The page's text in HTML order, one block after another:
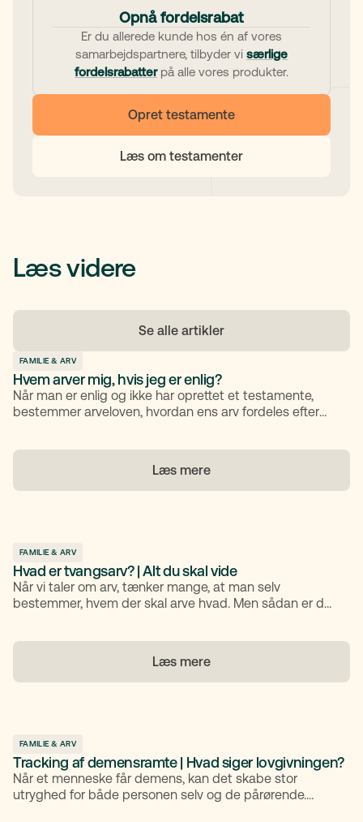
Opnå fordelsrabat
Er du allerede kunde hos én af vores
samarbejdspartnere, tilbyder vi særlige
fordelsrabatterpå alle vores produkter.
Opret testamente
Læs om testamenter
Læs videre
Se alle artikler
FAMILIE & ARV
Hvem arver mig, hvis jeg er enlig?
Når man er enlig og ikke har oprettet et testamente,
bestemmer arveloven, hvordan ens arv fordeles efter
Læs mere
FAMILIE & ARV
Hvad er tvangsarv? | Alt du skal vide
Når vi taler om arv, tænker mange, at man selv
bestemmer, hvem der skal arve hvad. Men sådan er det
uanset hvad du skriver i dit testamente. I denne artikel
guider vi dig trygt og forståeligt gennem, hvad
formue, når du går bort.
Læs mere
FAMILIE & ARV
Tracking af demensramte | Hvad siger lovgivningen?
Når et menneske får demens, kan det skabe stor
utryghed for både personen selv og de pårørende.